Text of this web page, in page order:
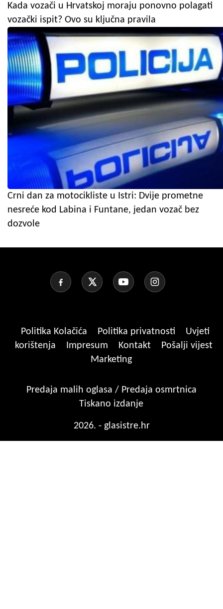
Kada vozači u Hrvatskoj moraju ponovno polagati
vozački ispit? Ovo su ključna pravila
Crni dan za motocikliste u Istri: Dvije prometne
nesreće kod Labina i Funtane, jedan vozač bez
dozvole
Politika Kolačića Politika privatnosti
Uvjeti
korištenja
Impresum Kontakt
Pošalji vijest
Marketing
Predaja malih oglasa / Predaja osmrtnica
Tiskano izdanje
2026. - glasistre.hr